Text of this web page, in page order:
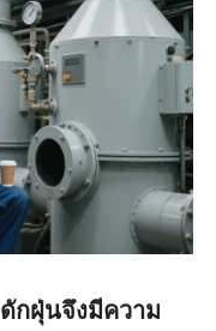
กฝุ่นจึงมีความ